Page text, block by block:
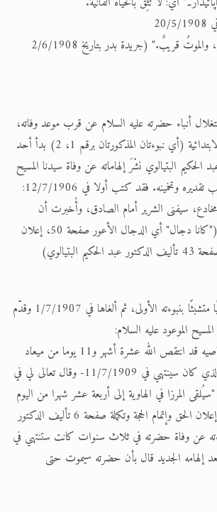
(8) "الرحيلُ ثم الرحيلُ، والموتُ قريبٌ." (جريدة بدر بتاريخ 2/6/1908
أنباء حضرته عليه السلام عن قرب موعد وفاته،
فعند صدور الإلهامات الابتدائية (أي نبوءتان المذكورتان برقم 1، 2) بدأ أحد
الحكيم البتيالوي نشْرَ إلهاماته عن وفاة سيدنا المسيح
الموعود عليه السلام حسب تقديره وتخمينه. فقد كتب أولا في 12/7/1906:
سيفنى الشرير أمام الصادق، وأُخبرت أن
ميعاده ثلاث سنوات." ("كانا دجال" أي الدجال الأعور صفحة 50، إعلان
انتظر البتيالوي سنة تقريبًا متشبثًا بنبوءته الأولى، ثم ألغاها في 1/7/1907 وقدّم
الموعود عليه السلام:
"عقابا على تجاسراته ومعاصيه قد انتقص الله عشرة أشهر و11 يوما من ميعاد
وفاته "ثلاث سنوات" -الذي كان سينتهي في 11/7/1909- وقال تعالى لي في
في 1/7/1907: "سيُلقى المرزا في الهاوية إلى أربعة عشر شهرا من اليوم
بعقوبة الموت." (كتيب إعلان الحق وإتمام الحجة وتكملة صفحة 6 تأليف الدكتور
عن وفاة حضرته في ثلاث سنوات كانت ستنتهي في
بعد إلهامه الجديد قال بأن حضرته سيموت حتى